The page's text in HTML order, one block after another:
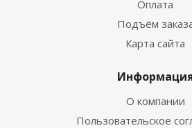
Оплата
Подъём
Карта сайта
О компании
Пользовательское